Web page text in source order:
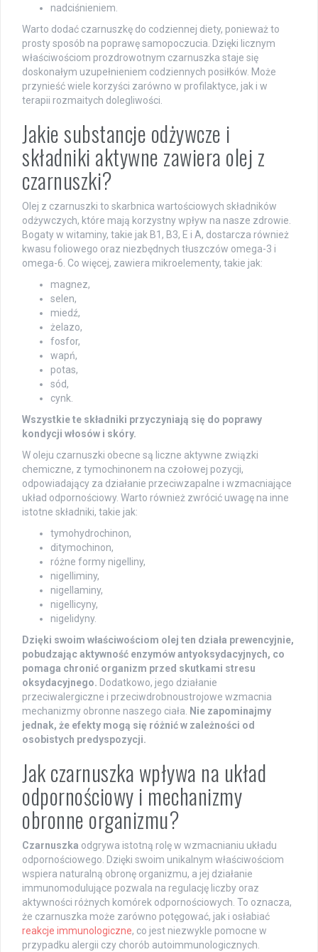
nadciśnieniem.
Warto dodać czarnuszkę do codziennej diety, ponieważ to
prosty sposób na poprawę samopoczucia. Dzięki licznym
właściwościom prozdrowotnym czarnuszka staje się
doskonałym uzupełnieniem codziennych posiłków. Może
przynieść wiele korzyści zarówno w profilaktyce, jak i w
terapii rozmaitych dolegliwości.
Jakie substancje odżywcze i
składniki aktywne zawiera olej z
czarnuszki?
Olej z czarnuszki to skarbnica wartościowych składników
odżywczych, które mają korzystny wpływ na nasze zdrowie.
Bogaty w witaminy, takie jak B1, B3, E i A, dostarcza również
kwasu foliowego oraz niezbędnych tłuszczów omega-3 i
omega-6. Co więcej, zawiera mikroelementy, takie jak:
magnez,
selen,
miedź,
żelazo,
fosfor,
wapń,
potas,
sód,
cynk.
Wszystkie te składniki przyczyniają się do poprawy
kondycji włosów i skóry.
W oleju czarnuszki obecne są liczne aktywne związki
chemiczne, z tymochinonem na czołowej pozycji,
odpowiadający za działanie przeciwzapalne i wzmacniające
układ odpornościowy. Warto również zwrócić uwagę na inne
istotne składniki, takie jak:
tymohydrochinon,
ditymochinon,
różne formy nigelliny,
nigelliminy,
nigellaminy,
nigellicyny,
nigelidyny.
Dzięki swoim właściwościom olej ten działa prewencyjnie,
pobudzając aktywność enzymów antyoksydacyjnych, co
pomaga chronić organizm przed skutkami stresu
oksydacyjnego. Dodatkowo, jego działanie
przeciwalergiczne i przeciwdrobnoustrojowe wzmacnia
mechanizmy obronne naszego ciała.
Nie zapominajmy
jednak, że efekty mogą się różnić w zależności od
osobistych predyspozycji.
Jak czarnuszka wpływa na układ
odpornościowy i mechanizmy
obronne organizmu?
Czarnuszka odgrywa istotną rolę w wzmacnianiu układu
odpornościowego. Dzięki swoim unikalnym właściwościom
wspiera naturalną obronę organizmu, a jej działanie
immunomodulujące pozwala na regulację liczby oraz
aktywności różnych komórek odpornościowych. To oznacza,
że czarnuszka może zarówno potęgować, jak i osłabiać
reakcje immunologiczne, co jest niezwykle pomocne w
przypadku alergii czy chorób autoimmunologicznych.